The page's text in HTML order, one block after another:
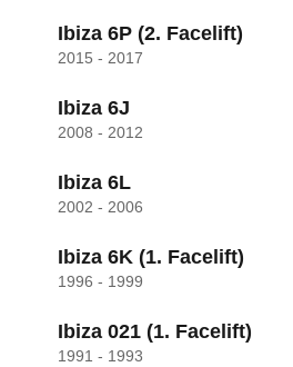
Ibiza 6P (2. Facelift)
2015 - 2017
Ibiza 6J
2008 - 2012
Ibiza 6L
2002 - 2006
Ibiza 6K (1. Facelift)
1996 - 1999
Ibiza 021 (1. Facelift)
1991 - 1993